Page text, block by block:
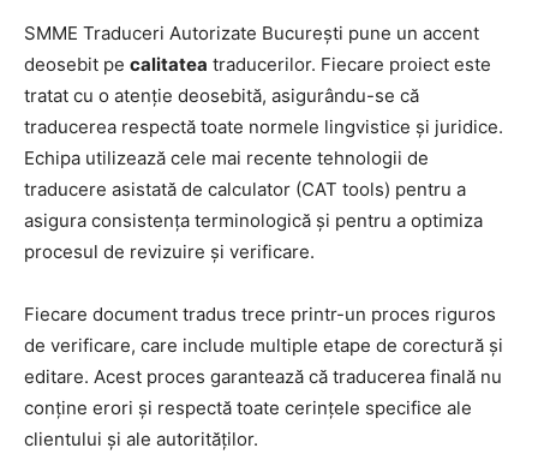
SMME Traduceri Autorizate București pune un accent
deosebit pe calitatea traducerilor. Fiecare proiect este
tratat cu o atenție deosebită, asigurându-se că
traducerea respectă toate normele lingvistice și juridice.
Echipa utilizează cele mai recente tehnologii de
traducere asistată de calculator (CAT tools) pentru a
asigura consistența terminologică și pentru a optimiza
procesul de revizuire și verificare.
Fiecare document tradus trece printr-un proces riguros
de verificare, care include multiple etape de corectură și
editare. Acest proces garantează că traducerea finală nu
conține erori și respectă toate cerințele specifice ale
clientului și ale autorităților.